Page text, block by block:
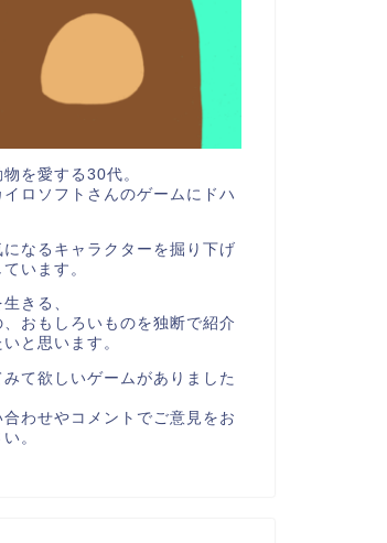
を愛する30代。
ロソフトさんのゲームにドハ
なるキャラクターを掘り下げ
います。
きる、
おもしろいものを独断で紹介
と思います。
みて欲しいゲームがありました
わせやコメントでご意見をお
。